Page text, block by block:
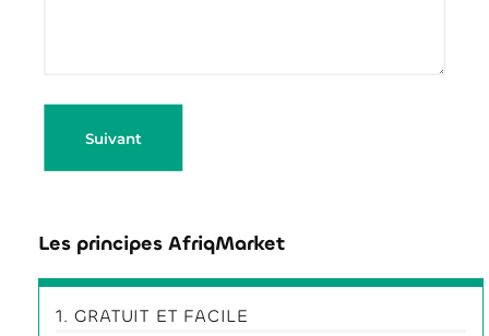
Suivant
Les principes AfriqMarket
1. GRATUIT ET FACILE